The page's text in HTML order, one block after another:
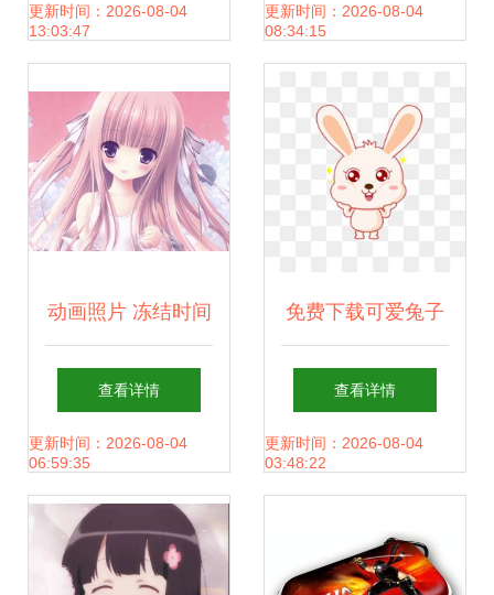
画
更新时间：2026-08-04
13:03:47
更新时间：2026-08-04
08:34:15
动画照片 冻结时间
的二次元记忆
查看详情
更新时间：2026-08-04
06:59:35
免费下载可爱兔子
图片 千库网PNG与
漫画设计素材全攻
查看详情
更新时间：2026-08-04
03:48:22